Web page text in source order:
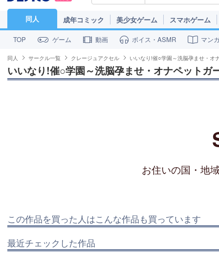
同人 成年コミック 美少女ゲーム スマホゲーム
TOP ゲーム 動画 ボイス・ASMR マン
同人 サークル一覧 クレージュアクセル いいなり!催○学園～洗脳孕ませ・オ
いいなり!催○学園～洗脳孕ませ・オナペットガ
お住いの国・地
この作品を買った人はこんな作品も買っています
最近チェックした作品